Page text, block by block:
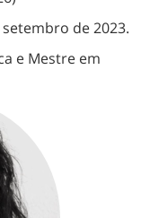
de 2023.
e Mestre em